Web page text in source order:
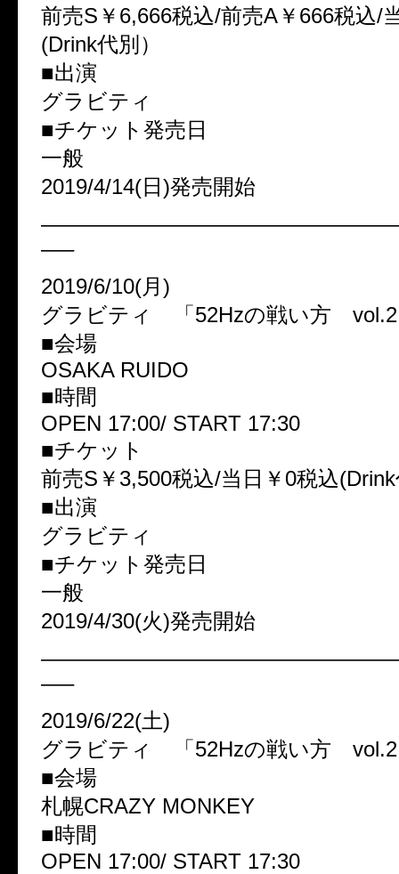
前売S￥6,666税込/前売A￥666税込/
(Drink代別）
■出演
グラビティ
■チケット発売日
一般
2019/4/14(日)発売開始
—–
2019/6/10(月)
グラビティ 「52Hzの戦い方
■会場
OSAKA RUIDO
■時間
OPEN 17:00/ START 17:30
■チケット
前売S￥3,500税込/当日￥0税込
■出演
グラビティ
■チケット発売日
一般
2019/4/30(火)発売開始
—–
2019/6/22(土)
グラビティ 「52Hzの戦い方
■会場
札幌CRAZY MONKEY
■時間
OPEN 17:00/ START 17:30